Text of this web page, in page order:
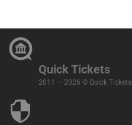
Quick Tickets
2011 — 2026 © Quick Tickets